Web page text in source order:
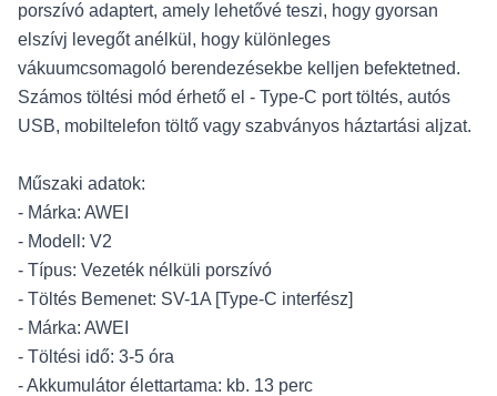
porszívó adaptert, amely lehetővé teszi, hogy gyorsan
elszívj levegőt anélkül, hogy különleges
vákuumcsomagoló berendezésekbe kelljen befektetned.
Számos töltési mód érhető el - Type-C port töltés, autós
USB, mobiltelefon töltő vagy szabványos háztartási aljzat.
Műszaki adatok:
- Márka: AWEI
- Modell: V2
- Típus: Vezeték nélküli porszívó
- Töltés Bemenet: SV-1A [Type-C interfész]
- Márka: AWEI
- Töltési idő: 3-5 óra
- Akkumulátor élettartama: kb. 13 perc